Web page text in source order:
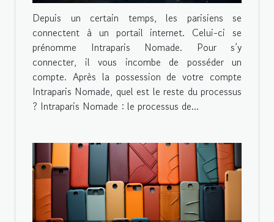
vous y connecter ?
Depuis un certain temps, les parisiens se
connectent à un portail internet. Celui-ci se
prénomme Intraparis Nomade. Pour s’y
connecter, il vous incombe de posséder un
compte. Après la possession de votre compte
Intraparis Nomade, quel est le reste du processus
? Intraparis Nomade : le processus de...